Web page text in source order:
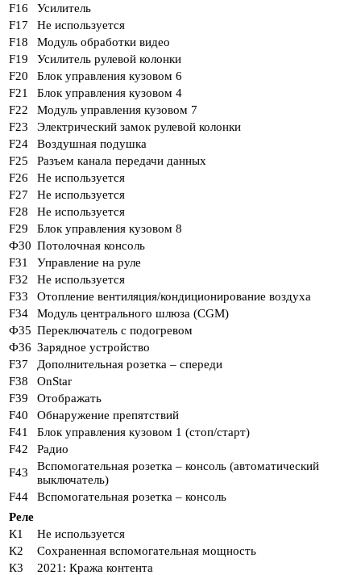
F16
Усилитель
F17
Не используется
F18
Модуль обработки видео
F19
Усилитель рулевой колонки
F20
Блок управления кузовом 6
F21
Блок управления кузовом 4
F22
Модуль управления кузовом 7
F23
Электрический замок рулевой колонки
F24
Воздушная подушка
F25
Разъем канала передачи данных
F26
Не используется
F27
Не используется
F28
Не используется
F29
Блок управления кузовом 8
Ф30 Потолочная консоль
F31
Управление на руле
F32
Не используется
F33
Отопление вентиляция/кондиционирование воздуха
F34
Модуль центрального шлюза (CGM)
Ф35 Переключатель с подогревом
Ф36 Зарядное устройство
F37
Дополнительная розетка – спереди
F38
OnStar
F39
Отображать
F40
Обнаружение препятствий
F41
Блок управления кузовом 1 (стоп/старт)
F42
Радио
F43
Вспомогательная розетка – консоль (автоматический
выключатель)
F44
Вспомогательная розетка – консоль
Реле
К1
Не используется
К2
Сохраненная вспомогательная мощность
К3
2021: Кража контента